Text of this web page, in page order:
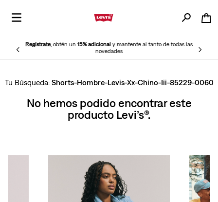
Regístrate, obtén un15% adicionaly mantente al tanto de todas las
novedades
Shorts-Hombre-Levis-Xx-Chino-Iii-85229-0060
No hemos podido encontrar este
producto Levi’s®.